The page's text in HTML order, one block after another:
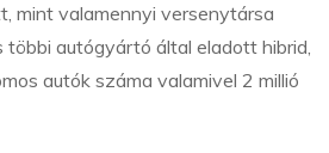
mint valamennyi versenytársa
autógyártó által eladott hibrid,
autók száma valamivel 2 millió